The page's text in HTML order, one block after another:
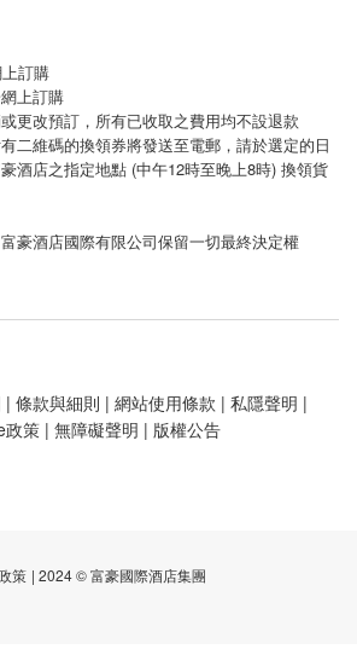
訂購
上訂購
更改預訂，所有已收取之費用均不設退款
二維碼的換領券將發送至電郵，請於選定的日
酒店之指定地點 (中午12時至晚上8時) 換領貨
豪酒店國際有限公司保留一切最終決定權
| 條款與細則 | 網站使用條款 | 私隱聲明 |
政策 | 無障礙聲明 | 版權公告
策 | 2024 © 富豪國際酒店集團